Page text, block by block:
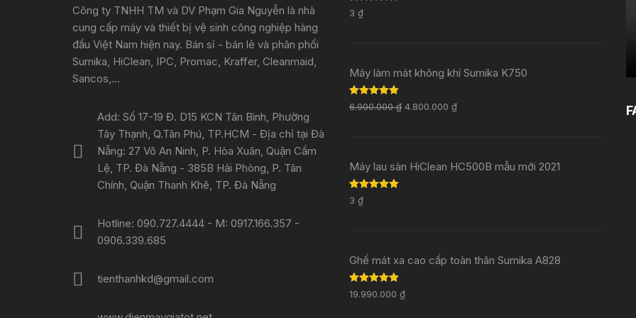
Công ty TNHH TM và DV Phạm Gia Nguyễn là nhà
cung cấp máy và thiết bị vệ sinh công nghiệp hàng
đầu Việt Nam hiện nay. Bán sỉ - bán lẻ và phân phối
Sumika, HiClean, IPC, Promac, Kraffer, Cleanmaid,
Sancos,...
Add: Số 17-19 Đ. D15 KCN Tân Bình, Phường
Tây Thạnh, Q.Tân Phú, TP.HCM - Địa chỉ tại Đà
Nẵng: 27 Võ An Ninh, P. Hòa Xuân, Quận Cẩm
Lệ, TP. Đà Nẵng - 385B Hải Phòng, P. Tân
Chính, Quận Thanh Khê, TP. Đà Nẵng
Hotline: 090.727.4444 - M: 0917.166.357 -
0906.339.685
tienthanhkd@gmail.com
Rated
out of 5
3 ₫
Máy làm mát không khí Sumika K750
Rated 5.00
out of 5
6.900.000₫ 4.800.000 ₫
Máy lau sàn HiClean HC500B mẫu mới 2021
Rated
out of 5
3 ₫
Ghế mát xa cao cấp toàn thân Sumika A828
Rated5.00
out of 5
19.990.000 ₫